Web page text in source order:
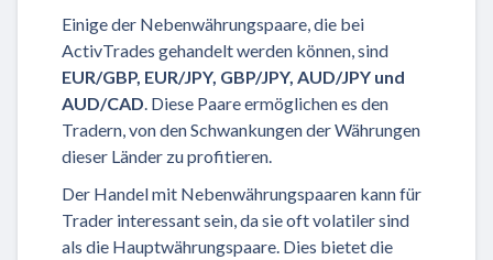
Einige der Nebenwährungspaare, die bei
ActivTrades gehandelt werden können, sind
EUR/GBP, EUR/JPY, GBP/JPY, AUD/JPY und
AUD/CAD . Diese Paare ermöglichen es den
Tradern, von den Schwankungen der Währungen
dieser Länder zu profitieren.
Der Handel mit Nebenwährungspaaren kann für
Trader interessant sein, da sie oft volatiler sind
als die Hauptwährungspaare. Dies bietet die